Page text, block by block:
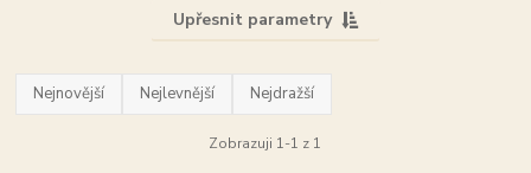
Upřesnit parametry
Nejnovější Nejlevnější Nejdražší
Zobrazuji 1-1 z 1